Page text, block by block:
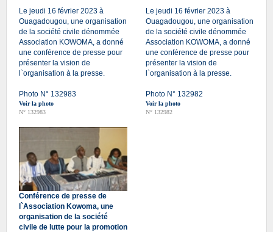
Le jeudi 16 février 2023 à
Ouagadougou, une organisation
de la société civile dénommée
Association KOWOMA, a donné
une conférence de presse pour
présenter la vision de
l`organisation à la presse.
Photo N° 132983
Voir la photo
N° 132983
Le jeudi 16 février 2023 à
Ouagadougou, une organisation
de la société civile dénommée
Association KOWOMA, a donné
une conférence de presse pour
présenter la vision de
l`organisation à la presse.
Photo N° 132982
Voir la photo
N° 132982
Conférence de presse de
l`Association Kowoma, une
organisation de la société
civile de lutte pour la promotion